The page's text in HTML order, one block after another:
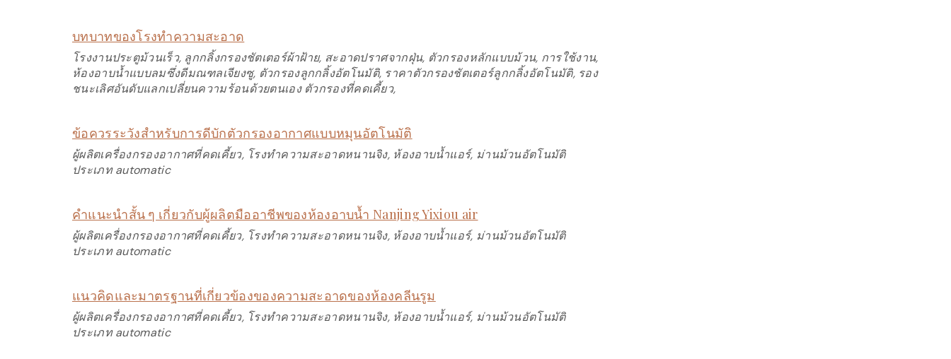
บทบาทของโรงทำความสะอาด
โรงงานประตูม้วนเร็ว, ลูกกลิ้งกรองชัตเตอร์ผ้าฝ้าย, สะอาดปราศจากฝุ่น, ตัวกรองหลักแบบม้วน, การใช้งาน,
ห้องอาบน้ำแบบลมซึ่งดีมณฑลเจียงซู, ตัวกรองลูกกลิ้งอัตโนมัติ, ราคาตัวกรองชัตเตอร์ลูกกลิ้งอัตโนมัติ, รอง
ชนะเลิศอันดับแลกเปลี่ยนความร้อนด้วยตนเอง ตัวกรองที่คดเคี้ยว,
ข้อควรระวังสำหรับการดีบักตัวกรองอากาศแบบหมุนอัตโนมัติ
ผู้ผลิตเครื่องกรองอากาศที่คดเคี้ยว, โรงทำความสะอาดหนานจิง, ห้องอาบน้ำแอร์, ม่านม้วนอัตโนมัติ
ประเภท automatic
คำแนะนำสั้น ๆ เกี่ยวกับผู้ผลิตมืออาชีพของห้องอาบน้ำ Nanjing Yixiou air
ผู้ผลิตเครื่องกรองอากาศที่คดเคี้ยว, โรงทำความสะอาดหนานจิง, ห้องอาบน้ำแอร์, ม่านม้วนอัตโนมัติ
ประเภท automatic
แนวคิดและมาตรฐานที่เกี่ยวข้องของความสะอาดของห้องคลีนรูม
ผู้ผลิตเครื่องกรองอากาศที่คดเคี้ยว, โรงทำความสะอาดหนานจิง, ห้องอาบน้ำแอร์, ม่านม้วนอัตโนมัติ
ประเภท automatic